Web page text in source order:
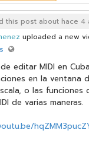
this post about hace 4
uploaded a new
editar MIDI en
en la ventana
o las funciones
de varias maneras.